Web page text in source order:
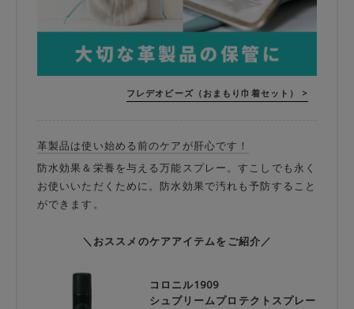
フレデオビーズ（おまもり巾着セット） >
革製品は使い始める前のケアが肝心です！
防水効果＆栄養を与える万能スプレー。すこしでも永く
お使いいただくために。防水効果で汚れも予防すること
ができます。
＼おススメのケアアイテムをご紹介／
コロニル1909
シュプリームプロテクトスプレー